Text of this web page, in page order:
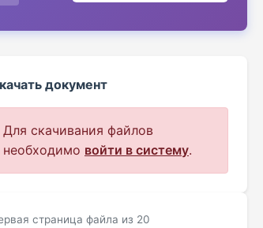
документ
Для скачивания файлов
необходимо войти в систему.
страница файла из 20